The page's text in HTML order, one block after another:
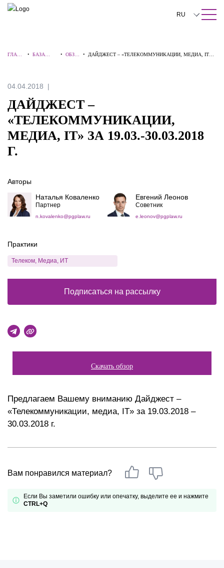
ПОИСК ПО САЙТУ Закрыть
RU
中文
Español
ГЛАВН
•БАЗА
•ОБЗО
• ДАЙДЖЕСТ – «ТЕЛЕКОММУНИКАЦИИ, МЕДИА, IT»
04.04.2018
ДАЙДЖЕСТ –
«ТЕЛЕКОММУНИКАЦИИ,
МЕДИА, IT» ЗА 19.03.-30.03.2018
Г.
Скачать обзор
Предлагаем Вашему вниманию Дайджест –
«Телекоммуникации, медиа, IT» за 19.03.2018 –
30.03.2018 г.
Вам понравился материал?
Если Вы заметили ошибку или опечатку, выделите ее и нажмите
CTRL+Q
Авторы
Наталья Коваленко
Партнер
n.kovalenko@pgplaw.ru
Евгений Леонов
Советник
e.leonov@pgplaw.ru
Практики
Телеком, Медиа, ИТ
Подписаться на рассылку